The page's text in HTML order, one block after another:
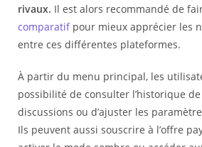
rivaux. Il est alors recommandé de
comparatif pour mieux apprécier les
entre ces différentes plateformes.
À partir du menu principal, les
possibilité de consulter l’historique
discussions ou d’ajuster les
Ils peuvent aussi souscrire à l’offre